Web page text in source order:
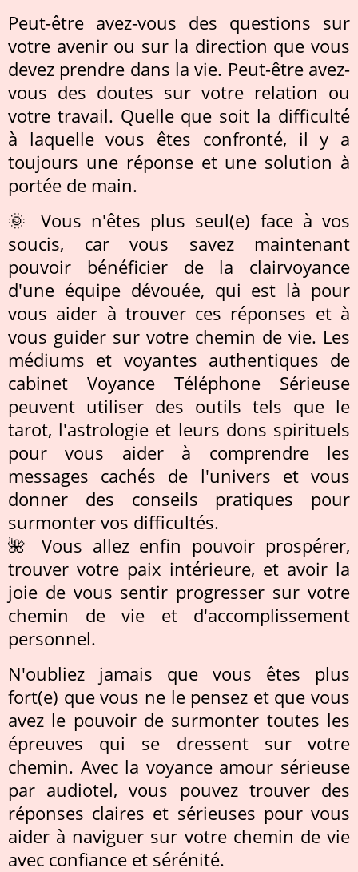
Peut-être avez-vous des questions sur
votre avenir ou sur la direction que vous
devez prendre dans la vie. Peut-être avez-
vous des doutes sur votre relation ou
votre travail. Quelle que soit la difficulté
à laquelle vous êtes confronté, il y a
toujours une réponse et une solution à
portée de main.
🌞 Vous n'êtes plus seul(e) face à vos
soucis, car vous savez maintenant
pouvoir bénéficier de la clairvoyance
d'une équipe dévouée, qui est là pour
vous aider à trouver ces réponses et à
vous guider sur votre chemin de vie. Les
médiums et voyantes authentiques de
cabinet Voyance Téléphone Sérieuse
peuvent utiliser des outils tels que le
tarot, l'astrologie et leurs dons spirituels
pour vous aider à comprendre les
messages cachés de l'univers et vous
donner des conseils pratiques pour
surmonter vos difficultés.
🌺 Vous allez enfin pouvoir prospérer,
trouver votre paix intérieure, et avoir la
joie de vous sentir progresser sur votre
chemin de vie et d'accomplissement
personnel.
N'oubliez jamais que vous êtes plus
fort(e) que vous ne le pensez et que vous
avez le pouvoir de surmonter toutes les
épreuves qui se dressent sur votre
chemin. Avec la voyance amour sérieuse
par audiotel, vous pouvez trouver des
réponses claires et sérieuses pour vous
aider à naviguer sur votre chemin de vie
avec confiance et sérénité.